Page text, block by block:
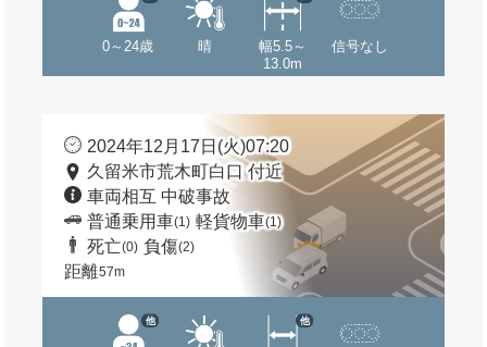
0～24歳 晴
幅5.5～
13.0m
信号なし
2024年12月17日(火)07:20
久留米市荒木町白口 付近
車両相互 中破事故
普通乗用車(1) 軽貨物車(1)
死亡(0) 負傷(2)
距離57m
他 他